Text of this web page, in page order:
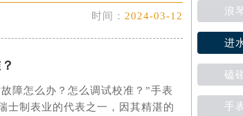
）
提前预约）
预约）
（需提前预约）
时间： 2024-03-12
怎么办？怎么调试校准？”手表
士制表业的代表之一，因其精湛的
浪
进
磕
手